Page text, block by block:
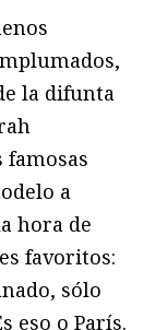
la difunta
famosas
a
hora de
favoritos:
sólo
eso o París.